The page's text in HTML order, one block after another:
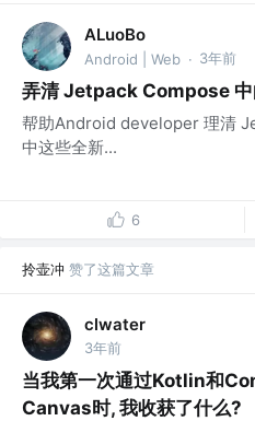
ALuoBo
Android | Web · 3年前
弄清 Jetpack Compose 中
帮助Android developer 理清
中这些全新...
6
拎壶冲 赞了这篇文章
clwater
3年前
当我第一次通过Kotlin和
Canvas时, 我收获了什么?